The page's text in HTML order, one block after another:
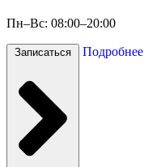
Пн–Вс: 08:00–20:00
Записаться Подробнее